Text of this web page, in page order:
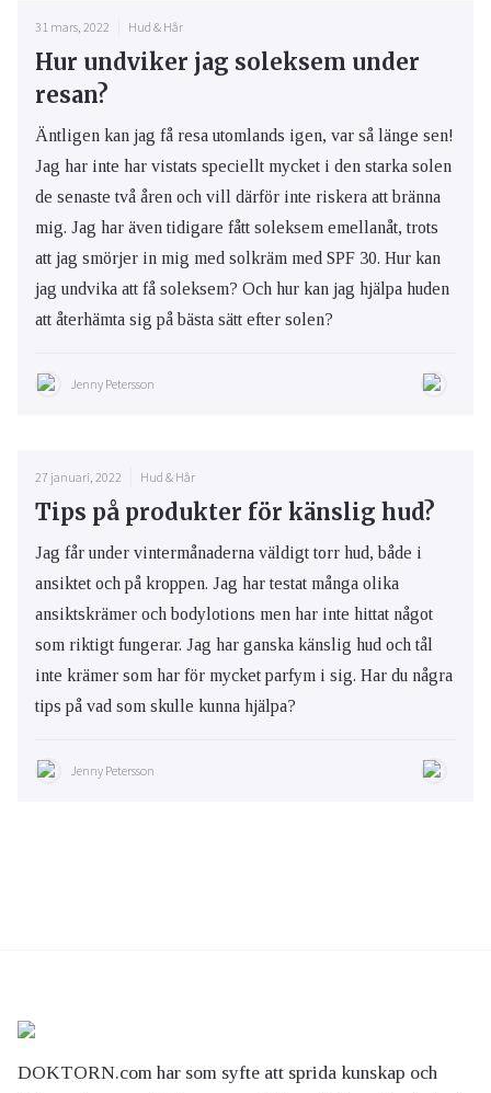
31 mars, 2022 Hud & Hår
Hur undviker jag soleksem under
resan?
Äntligen kan jag få resa utomlands igen, var så länge sen!
Jag har inte har vistats speciellt mycket i den starka solen
de senaste två åren och vill därför inte riskera att bränna
mig. Jag har även tidigare fått soleksem emellanåt, trots
att jag smörjer in mig med solkräm med SPF 30. Hur kan
jag undvika att få soleksem? Och hur kan jag hjälpa huden
att återhämta sig på bästa sätt efter solen?
Jenny Petersson
27 januari, 2022 Hud & Hår
Tips på produkter för känslig hud?
Jag får under vintermånaderna väldigt torr hud, både i
ansiktet och på kroppen. Jag har testat många olika
ansiktskrämer och bodylotions men har inte hittat något
som riktigt fungerar. Jag har ganska känslig hud och tål
inte krämer som har för mycket parfym i sig. Har du några
tips på vad som skulle kunna hjälpa?
Jenny Petersson
DOKTORN.com har som syfte att sprida kunskap och